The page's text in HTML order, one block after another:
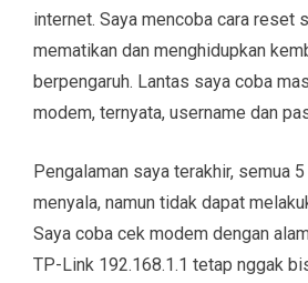
internet. Saya mencoba cara reset
mematikan dan menghidupkan
berpengaruh. Lantas saya coba
modem, ternyata, username dan
Pengalaman saya terakhir, semua
menyala, namun tidak dapat
Saya coba cek modem dengan
TP-Link 192.168.1.1 tetap nggak